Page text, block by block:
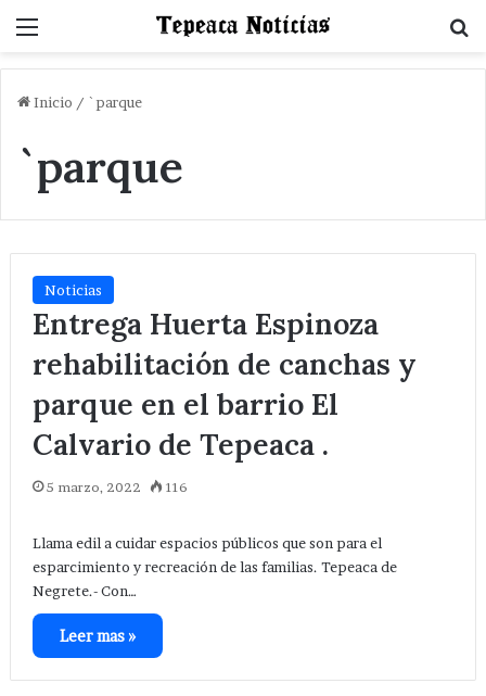
Menu
Inicio / `parque
`parque
Noticias
Entrega Huerta Espinoza
rehabilitación de canchas y
parque en el barrio El
Calvario de Tepeaca .
5 marzo, 2022 116
Llama edil a cuidar espacios públicos que son para el
esparcimiento y recreación de las familias. Tepeaca de
Negrete.- Con…
Leer mas »